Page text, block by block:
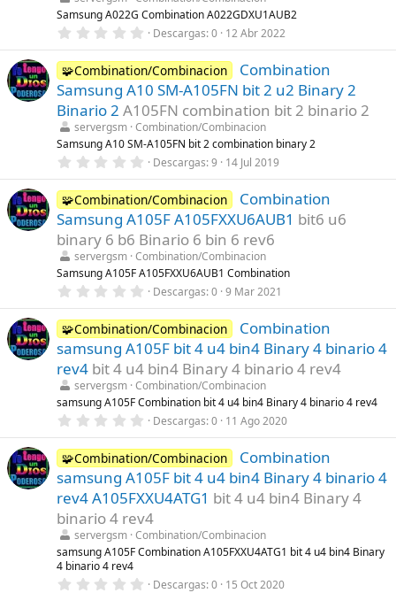
l
a
(
s
)
Samsung A022G Combination A022GDXU1AUB2
0
0
0
e
s
t
r
e
l
a
(
s
)
Descargas 0 12 Abr 2022
🧩Combination/Combinacion
Combination
Samsung A10 SM-A105FN bit 2 u2 Binary 2
Binario 2 A105FN combination bit 2 binario 2
servergsm Combination/Combinacion
Samsung A10 SM-A105FN bit 2 combination binary 2
0
0
0
e
s
t
r
e
l
a
(
s
)
Descargas 9 14 Jul 2019
🧩Combination/Combinacion
Combination
Samsung A105F A105FXXU6AUB1 bit6 u6
binary 6 b6 Binario 6 bin 6 rev6
servergsm Combination/Combinacion
Samsung A105F A105FXXU6AUB1 Combination
0
0
0
e
s
r
e
l
a
(
s
)
Descargas 0 9 Mar 2021
🧩Combination/Combinacion
Combination
samsung A105F bit 4 u4 bin4 Binary 4 binario 4
rev4 bit 4 u4 bin4 Binary 4 binario 4 rev4
servergsm Combination/Combinacion
samsung A105F Combination bit 4 u4 bin4 Binary 4 binario 4 rev4
0
0
0
e
s
t
r
e
l
l
a
s
Descargas 0 11 Ago 2020
🧩Combination/Combinacion
Combination
samsung A105F bit 4 u4 bin4 Binary 4 binario 4
rev4 A105FXXU4ATG1 bit 4 u4 bin4 Binary 4
binario 4 rev4
servergsm Combination/Combinacion
samsung A105F Combination A105FXXU4ATG1 bit 4 u4 bin4 Binary
4 binario 4 rev4
0 Descargas 0 15 Oct 2020